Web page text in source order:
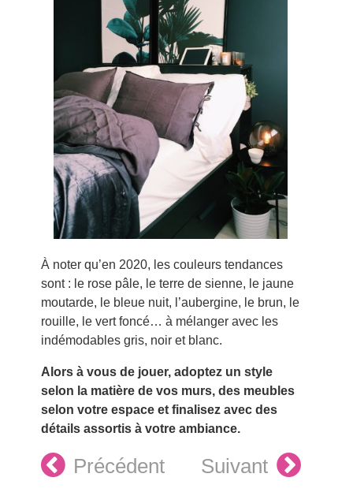
À noter qu’en 2020, les couleurs tendances
sont : le rose pâle, le terre de sienne, le jaune
moutarde, le bleue nuit, l’aubergine, le brun, le
rouille, le vert foncé… à mélanger avec les
indémodables gris, noir et blanc.
Alors à vous de jouer, adoptez un style
selon la matière de vos murs, des meubles
selon votre espace et finalisez avec des
détails assortis à votre ambiance.
Précédent Suivant